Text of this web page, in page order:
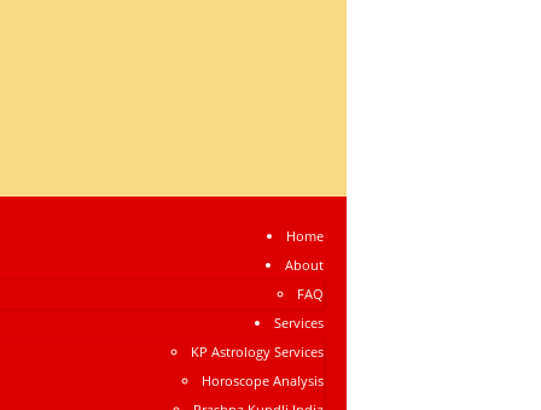
Home
About
FAQ
Services
KP Astrology Services
Horoscope Analysis